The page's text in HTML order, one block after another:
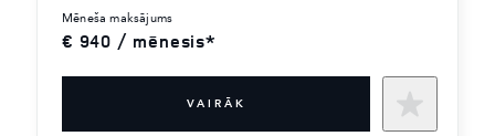
mēneša maksājums
€ 940 / mēnesis*
VAIRĀK